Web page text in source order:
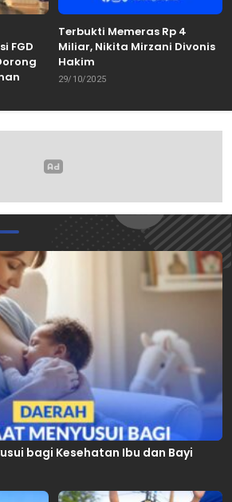
FGD
Terbukti Memeras Rp 4
Miliar, Nikita Mirzani Divonis
Hakim
29/10/2025
bagi Kesehatan Ibu dan Bayi